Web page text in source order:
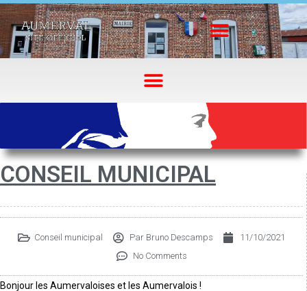
CONSEIL MUNICIPAL
Conseil municipal Par Bruno Descamps
11/10/2021
No Comments
Bonjour les Aumervaloises et les Aumervalois !